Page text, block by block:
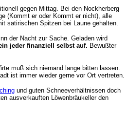
gegen Mittag. Bei den Nockherberg
(Kommt er oder Kommt er nicht), alle
satirischen Spitzen bei Laune gehalten.
der Nacht zur Sache. Geladen wird
jeder finanziell selbst auf. Bewußter
muß sich niemand lange bitten lassen.
ist immer wieder gerne vor Ort vertreten.
und guten Schneeverhältnissen doch
ausverkauften Löwenbräukeller den